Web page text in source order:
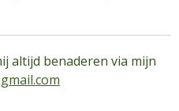
altijd benaderen via mijn